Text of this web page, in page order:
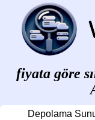
fiyata göre
Depolama